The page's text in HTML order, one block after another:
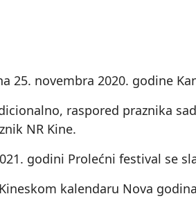
25. novembra 2020. godine
raspored praznika
NR Kine.
godini Prolećni festival se
kalendaru Nova